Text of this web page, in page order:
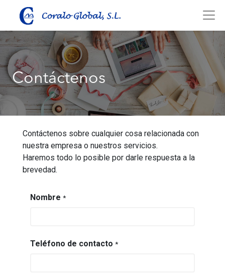
Contáctenos
Contáctenos sobre cualquier cosa relacionada con
nuestra empresa o nuestros servicios.
Haremos todo lo posible por darle respuesta a la
brevedad.
Nombre *
Teléfono de contacto *